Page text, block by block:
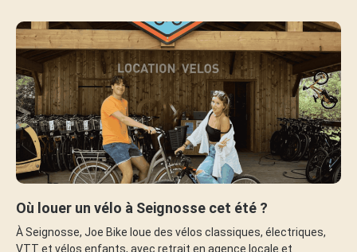
Où louer un vélo à Seignosse cet été ?
À Seignosse, Joe Bike loue des vélos classiques, électriques,
VTT et vélos enfants, avec retrait en agence locale et